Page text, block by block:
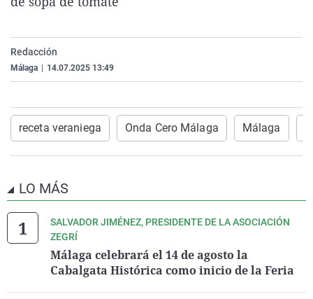
Gente viajera
Retornados
Operación Viuda
Galicia
Navarra
País Vasco
Televisión
Redacción
Málaga 14.07.2025 13:49
receta veraniega Onda Cero Málaga Málaga
LO MÁS
SALVADOR JIMÉNEZ, PRESIDENTE DE LA ASOCIACIÓN
ZEGRÍ
Málaga celebrará el 14 de agosto la
Cabalgata Histórica como inicio de la Feria